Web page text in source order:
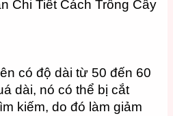
Chi Tiết Cách Trồng Cây
có độ dài từ 50 đến 60
dài, nó có thể bị cắt
kiếm, do đó làm giảm